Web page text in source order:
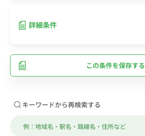
詳細条件
この条件を保存する
キーワードから再検索する